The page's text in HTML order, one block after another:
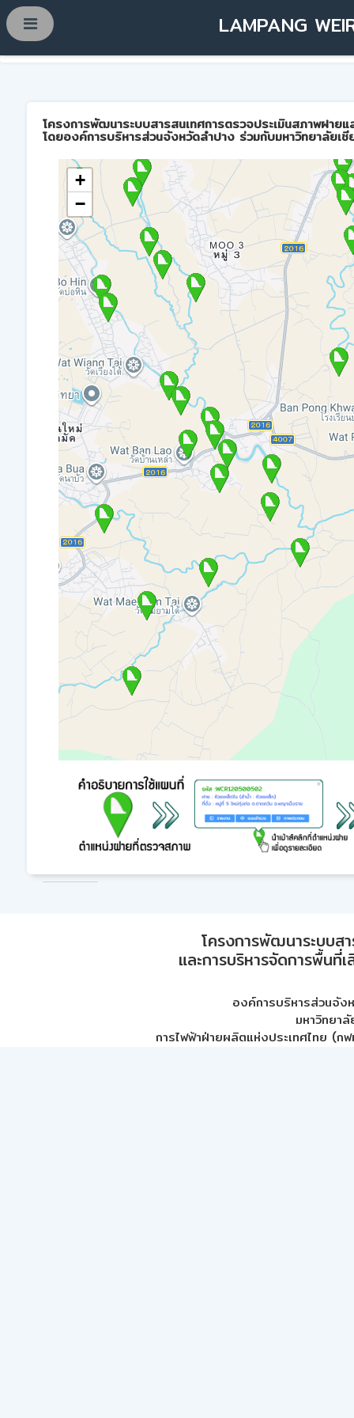
LAMPANG
โครงการพัฒนาระบบสารสนเทศการตรวจประเมินสภาพฝาย
โดยองค์การบริหารส่วนจังหวัดลำปาง ร่วมกับมหาวิทยาลัยเชี
+
−
โครงการพัฒนาระบบส
และการบริหารจัดการพื้นที่
องค์การบริหารส่วนจัง
มหาวิทยา
การไฟฟ้าฝ่ายผลิตแห่งประเทศไทย (กฟ